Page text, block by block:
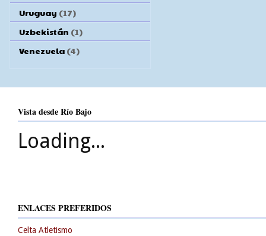
Uruguay (17)
Uzbekistán (1)
Venezuela (4)
Vista desde Río Bajo
Loading...
ENLACES PREFERIDOS
Celta Atletismo